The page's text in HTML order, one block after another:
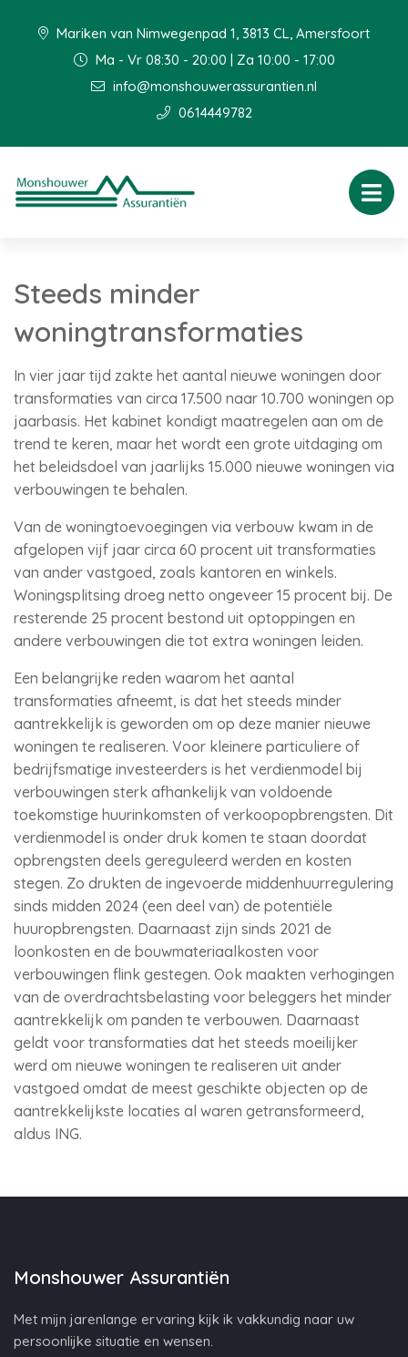
Mariken van Nimwegenpad 1, 3813 CL, Amersfoort
Ma - Vr 08:30 - 20:00 | Za 10:00 - 17:00
info@monshouwerassurantien.nl
0614449782
Steeds minder
woningtransformaties
In vier jaar tijd zakte het aantal nieuwe woningen door
transformaties van circa 17.500 naar 10.700 woningen op
jaarbasis. Het kabinet kondigt maatregelen aan om de
trend te keren, maar het wordt een grote uitdaging om
het beleidsdoel van jaarlijks 15.000 nieuwe woningen via
verbouwingen te behalen.
Van de woningtoevoegingen via verbouw kwam in de
afgelopen vijf jaar circa 60 procent uit transformaties
van ander vastgoed, zoals kantoren en winkels.
Woningsplitsing droeg netto ongeveer 15 procent bij. De
resterende 25 procent bestond uit optoppingen en
andere verbouwingen die tot extra woningen leiden.
Een belangrijke reden waarom het aantal
transformaties afneemt, is dat het steeds minder
aantrekkelijk is geworden om op deze manier nieuwe
woningen te realiseren. Voor kleinere particuliere of
bedrijfsmatige investeerders is het verdienmodel bij
verbouwingen sterk afhankelijk van voldoende
toekomstige huurinkomsten of verkoopopbrengsten. Dit
verdienmodel is onder druk komen te staan doordat
opbrengsten deels gereguleerd werden en kosten
stegen. Zo drukten de ingevoerde middenhuurregulering
sinds midden 2024 (een deel van) de potentiële
huuropbrengsten. Daarnaast zijn sinds 2021 de
loonkosten en de bouwmateriaalkosten voor
verbouwingen flink gestegen. Ook maakten verhogingen
van de overdrachtsbelasting voor beleggers het minder
aantrekkelijk om panden te verbouwen. Daarnaast
geldt voor transformaties dat het steeds moeilijker
werd om nieuwe woningen te realiseren uit ander
vastgoed omdat de meest geschikte objecten op de
aantrekkelijkste locaties al waren getransformeerd,
aldus ING.
Monshouwer Assurantiën
Met mijn jarenlange ervaring kijk ik vakkundig naar uw
persoonlijke situatie en wensen.